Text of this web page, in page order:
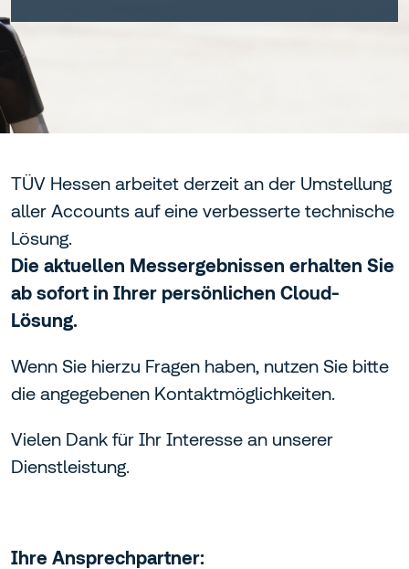
TÜV Hessen arbeitet derzeit an der Umstellung
aller Accounts auf eine verbesserte technische
Lösung.
Die aktuellen Messergebnissen erhalten Sie
ab sofort in Ihrer persönlichen Cloud-
Lösung.
Wenn Sie hierzu Fragen haben, nutzen Sie bitte
die angegebenen Kontaktmöglichkeiten.
Vielen Dank für Ihr Interesse an unserer
Dienstleistung.
Ihre Ansprechpartner: